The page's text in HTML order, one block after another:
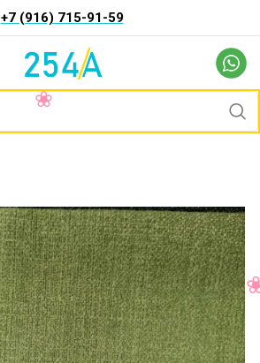
+7 (916) 715-91-59